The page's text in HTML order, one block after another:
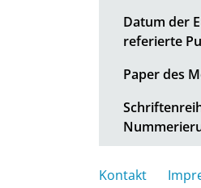
Datum der
referierte
Paper des
Kontakt